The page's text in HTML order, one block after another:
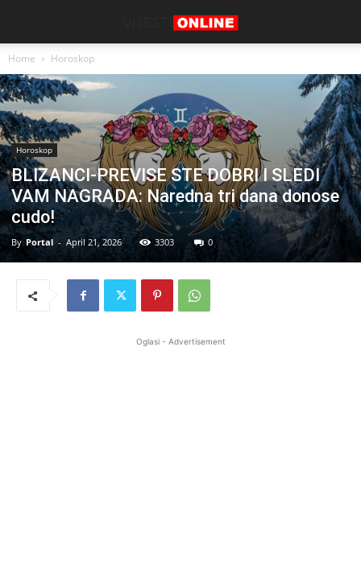
Home Horoskop
Horoskop
BLIZANCI-PREVISE STE DOBRI I SLEDI
VAM NAGRADA: Naredna tri dana donose
cudo!
By Portal - April 21, 2026 3303 0
Oglasi - Advertisement